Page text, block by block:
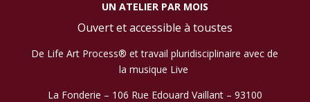
UN ATELIER PAR MOIS
Ouvert et accessible à toustes
De Life Art Process® et travail pluridisciplinaire avec de
la musique Live
La Fonderie – 106 Rue Edouard Vaillant – 93100